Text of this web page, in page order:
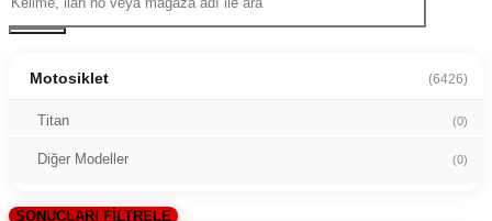
Motosiklet (6426)
Titan (0)
Diğer Modeller (0)
SONUÇLARI FİLTRELE